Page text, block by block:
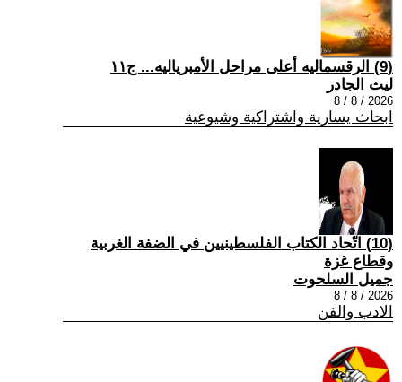
(9) الرقسماليه أعلى مراحل الأمبرياليه... ج١١
ليث الجادر
2026 / 8 / 8
ابحاث يسارية واشتراكية وشيوعية
(10) اتّحاد الكتاب الفلسطينيين في الضفة الغربية
وقطاع غزة
جميل السلحوت
2026 / 8 / 8
الادب والفن